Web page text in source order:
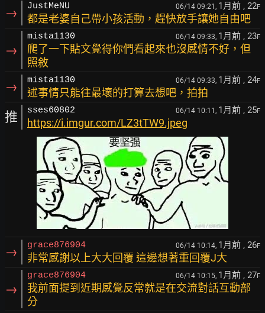
→ JustMeNU 06/14 09:21, 1月前 , 22F
都是老婆自己帶小孩活動，趕快放手讓她自由吧
→
mista1130 06/14 09:33, 1月前 , 23F
爬了一下貼文覺得你們看起來也沒感情不好，但
照敘
→ mista1130 06/14 09:33, 1月前 , 24F
述事情只能往最壞的打算去想吧，拍拍
推 sses60802 06/14 10:11, 1月前 , 25F
https://i.imgur.com/LZ3tTW9.jpeg
→ grace876904 06/14 10:14, 1月前 , 26F
非常感謝以上大大回覆 這邊想著重回覆J大
→
grace876904 06/14 10:15, 1月前 , 27F
我前面提到近期感覺反常就是在交流對話互動部
分